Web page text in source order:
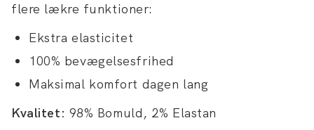
flere lækre funktioner:
Ekstra elasticitet
100% bevægelsesfrihed
Maksimal komfort dagen lang
Kvalitet: 98% Bomuld, 2% Elastan